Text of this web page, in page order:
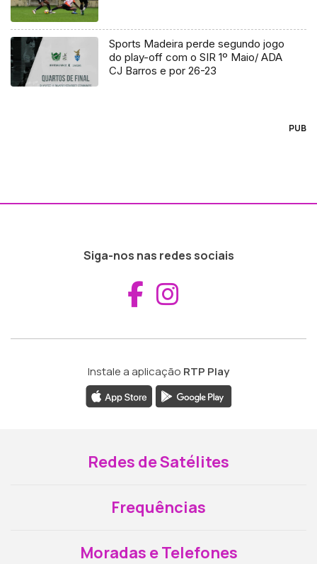
Sports Madeira perde segundo jogo
do play-off com o SIR 1º Maio/ ADA
CJ Barros e por 26-23
PUB
Siga-nos nas redes sociais
Aceder ao
Instale a aplicação RTP Play
Redes de Satélites
Frequências
Moradas e Telefones